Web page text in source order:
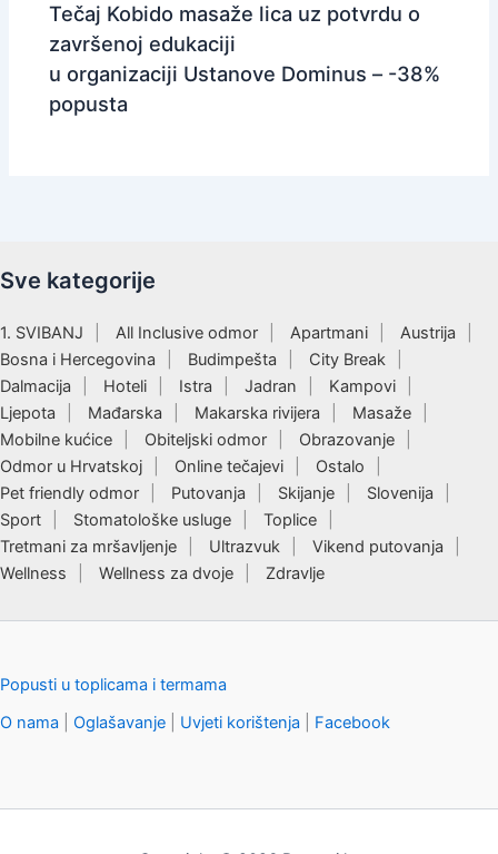
Tečaj Kobido masaže lica uz potvrdu o
završenoj edukaciji
u organizaciji Ustanove Dominus – -38%
popusta
Sve kategorije
1. SVIBANJ All Inclusive odmor Apartmani
Austrija
Bosna i Hercegovina
Budimpešta
City Break
Dalmacija
Hoteli Istra Jadran
Kampovi
Ljepota
Mađarska Makarska rivijera
Masaže
Mobilne kućice
Obiteljski odmor
Obrazovanje
Odmor u Hrvatskoj
Online tečajevi
Ostalo
Pet friendly odmor
Putovanja Skijanje
Slovenija
Sport
Stomatološke usluge
Toplice
Tretmani za mršavljenje
Ultrazvuk
Vikend putovanja
Wellness
Wellness za dvoje Zdravlje
Popusti u toplicama i termama
O nama
Oglašavanje Uvjeti korištenja Facebook